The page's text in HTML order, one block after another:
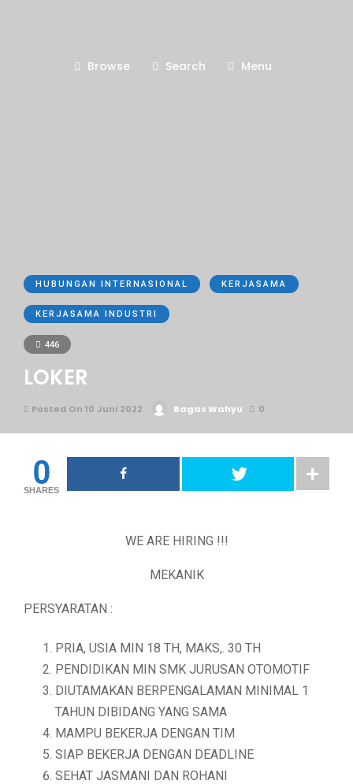
Browse Search Menu
HUBUNGAN INTERNASIONAL KERJASAMA
KERJASAMA INDUSTRI
446
LOKER
Posted On 10 Juni 2022 Bagas Wahyu 0
0
SHARES
WE ARE HIRING !!!
MEKANIK
PERSYARATAN :
PRIA, USIA MIN 18 TH, MAKS,. 30 TH
PENDIDIKAN MIN SMK JURUSAN OTOMOTIF
DIUTAMAKAN BERPENGALAMAN MINIMAL 1
TAHUN DIBIDANG YANG SAMA
MAMPU BEKERJA DENGAN TIM
SIAP BEKERJA DENGAN DEADLINE
SEHAT JASMANI DAN ROHANI